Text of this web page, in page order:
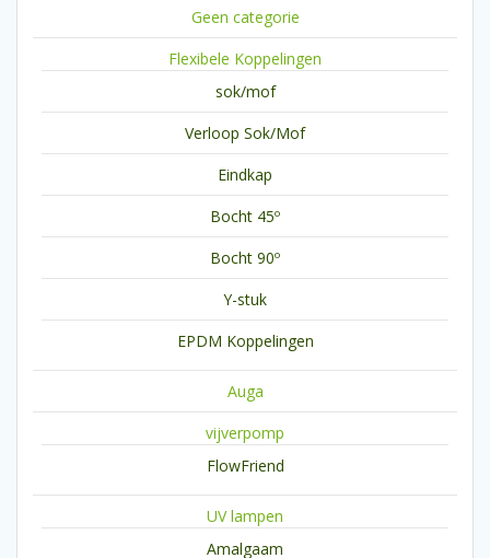
Geen categorie
Flexibele Koppelingen
sok/mof
Verloop Sok/Mof
Eindkap
Bocht 45º
Bocht 90º
Y-stuk
EPDM Koppelingen
Auga
vijverpomp
FlowFriend
UV lampen
Amalgaam